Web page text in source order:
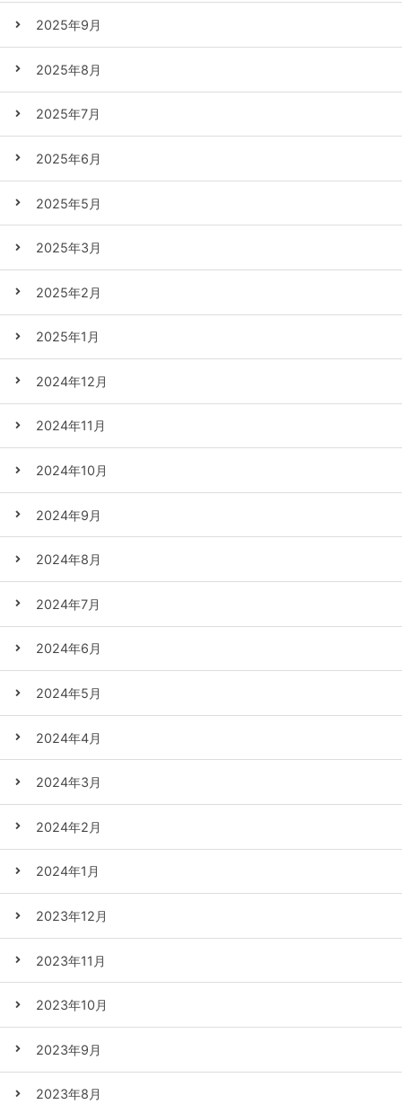
2025年9月
2025年8月
2025年7月
2025年6月
2025年5月
2025年3月
2025年2月
2025年1月
2024年12月
2024年11月
2024年10月
2024年9月
2024年8月
2024年7月
2024年6月
2024年5月
2024年4月
2024年3月
2024年2月
2024年1月
2023年12月
2023年11月
2023年10月
2023年9月
2023年8月